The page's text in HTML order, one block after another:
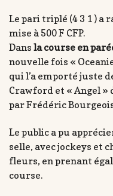
Le pari triplé (4 3 1 ) a
mise à 500 F CFP.
Dans la course en
nouvelle fois «
qui l’a emporté juste
Crawford et « Angel »
par Frédéric
Le public a pu
selle, avec jockeys et
fleurs, en prenant
course.